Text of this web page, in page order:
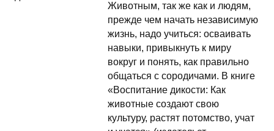
Животным, так же как и людям,
прежде чем начать независимую
жизнь, надо учиться: осваивать
навыки, привыкнуть к миру
вокруг и понять, как правильно
общаться с сородичами. В книге
«Воспитание дикости: Как
животные создают свою
культуру, растят потомство, учат